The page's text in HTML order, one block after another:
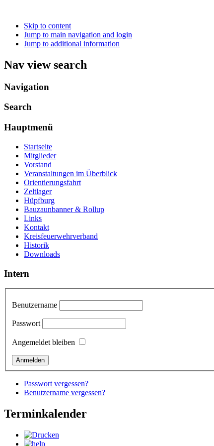
Skip to content
Jump to main navigation and login
Jump to additional information
Nav view search
Navigation
Search
Hauptmenü
Startseite
Mitglieder
Vorstand
Veranstaltungen im Überblick
Orientierungsfahrt
Zeltlager
Hüpfburg
Bauzaunbanner & Rollup
Links
Kontakt
Kreisfeuerwehrverband
Historik
Downloads
Intern
Benutzername
Passwort
Angemeldet bleiben
Passwort vergessen?
Benutzername vergessen?
Terminkalender